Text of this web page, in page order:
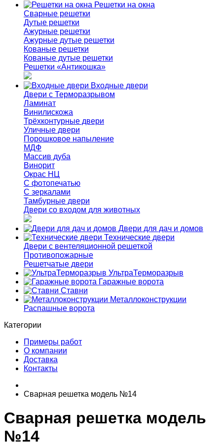
Решетки на окна
Сварные решетки
Дутые решетки
Ажурные решетки
Ажурные дутые решетки
Кованые решетки
Кованые дутые решетки
Решетки «Антикошка»
Входные двери
Двери с Терморазрывом
Ламинат
Винилискожа
Трёхконтурные двери
Уличные двери
Порошковое напыление
МДФ
Массив дуба
Винорит
Окрас НЦ
С фотопечатью
С зеркалами
Тамбурные двери
Двери со входом для животных
Двери для дач и домов
Технические двери
Двери с вентеляционной решеткой
Противопожарные
Решетчатые двери
УльтраТерморазрыв
Гаражные ворота
Ставни
Металлоконструкции
Распашные ворота
Категории
Примеры работ
О компании
Доставка
Контакты
Сварная решетка модель №14
Сварная решетка модель
№14